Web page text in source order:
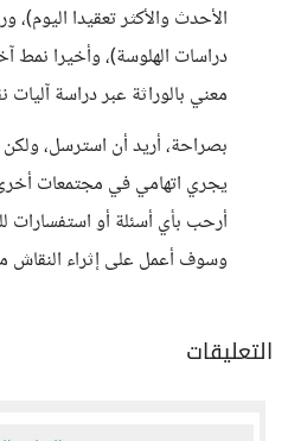
الأحدث والأكثر تعقيدا اليوم)،
دراسات الهلوسة)، وأخيرا نمط
معني بالوراثة عبر دراسة آليات
بصراحة، أريد أن استرسل،
يجري اتهامي في مجتمعات أخرى
أرحب بأي أسئلة أو استفسارات
وسوف أعمل على إثراء النقاش
التعليقات